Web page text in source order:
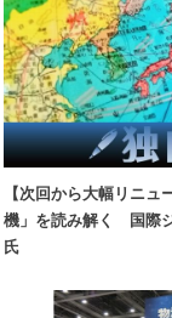
【次回から大幅リニ
機」を読み解く 国際
氏